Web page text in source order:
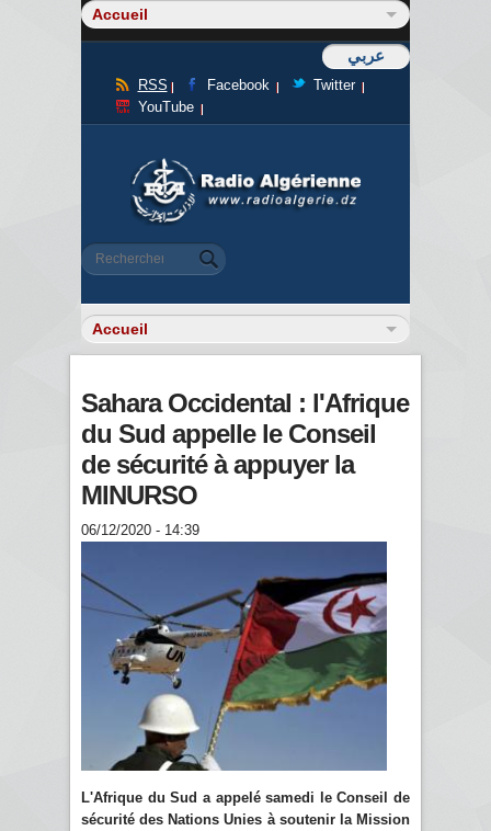
عربي
RSS Facebook
Twitter
YouTube
Formulaire de recherche
Rechercher
Sahara Occidental : l'Afrique
du Sud appelle le Conseil
de sécurité à appuyer la
MINURSO
06/12/2020 - 14:39
L'Afrique du Sud a appelé samedi le Conseil de
sécurité des Nations Unies à soutenir la Mission